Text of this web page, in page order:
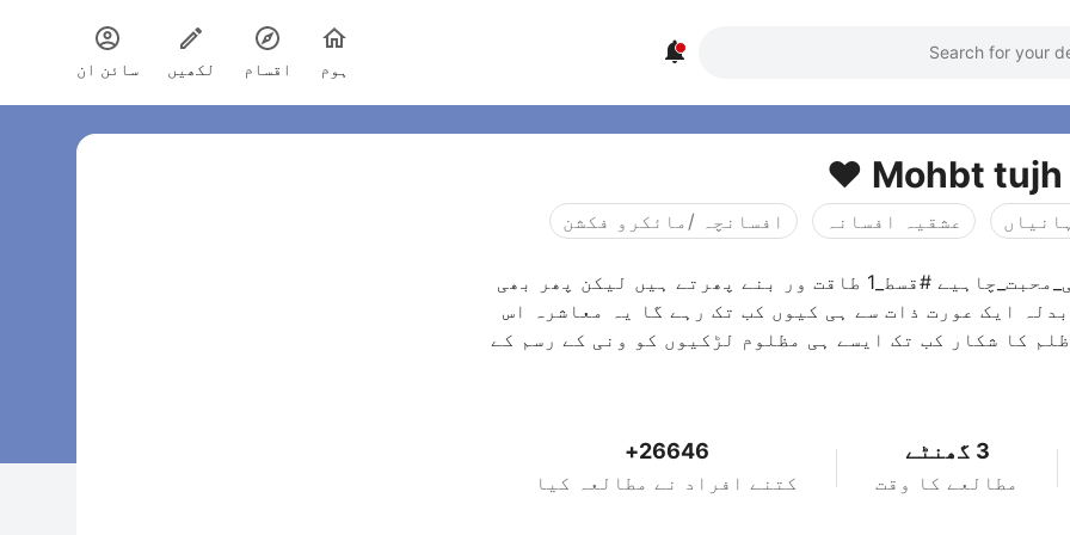

ہوم اقسام لکھیں سائن ان
Mohbt tujh
عشقیہ افسانہ افسانچہ /مائکرو فکشن
#تیری_یہی_محبت_چاہیے #قسط_1 طاقت ور بنے پھرتے ہیں لیکن پھر بھی
لیتے ہیں بدلہ ایک عورت ذات سے ہی کیوں کب تک رہے گا یہ معاشرہ اس
کا شکار کب تک ایسے ہی مظلوم لڑکیوں کو ونی کے رسم کے
3 گھنٹے
مطالعے کا وقت
26646+
کتنے افراد نے مطالعہ کیا